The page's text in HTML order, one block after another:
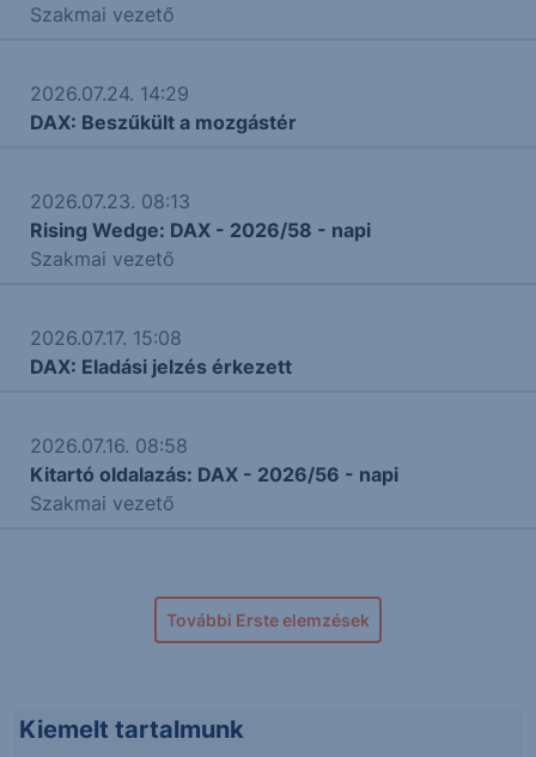
Szakmai vezető
2026.07.24. 14:29
DAX: Beszűkült a mozgástér
2026.07.23. 08:13
Rising Wedge: DAX - 2026/58 - napi
Szakmai vezető
2026.07.17. 15:08
DAX: Eladási jelzés érkezett
2026.07.16. 08:58
Kitartó oldalazás: DAX - 2026/56 - napi
Szakmai vezető
További Erste elemzések
Kiemelt tartalmunk